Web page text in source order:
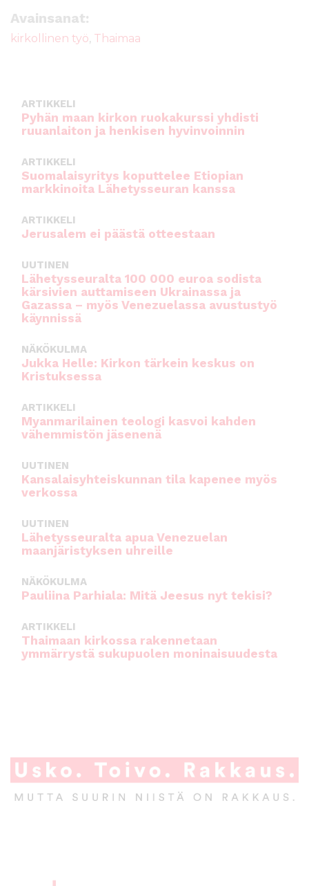
Avainsanat:
kirkollinen työ, Thaimaa
ARTIKKELI
Pyhän maan kirkon ruokakurssi yhdisti
ruuanlaiton ja henkisen hyvinvoinnin
ARTIKKELI
Suomalaisyritys koputtelee Etiopian
markkinoita Lähetysseuran kanssa
ARTIKKELI
Jerusalem ei päästä otteestaan
UUTINEN
Lähetysseuralta 100 000 euroa sodista
kärsivien auttamiseen Ukrainassa ja
Gazassa – myös Venezuelassa avustustyö
käynnissä
NÄKÖKULMA
Jukka Helle: Kirkon tärkein keskus on
Kristuksessa
ARTIKKELI
Myanmarilainen teologi kasvoi kahden
vähemmistön jäsenenä
UUTINEN
Kansalaisyhteiskunnan tila kapenee myös
verkossa
UUTINEN
Lähetysseuralta apua Venezuelan
maanjäristyksen uhreille
NÄKÖKULMA
Pauliina Parhiala: Mitä Jeesus nyt tekisi?
ARTIKKELI
Thaimaan kirkossa rakennetaan
ymmärrystä sukupuolen moninaisuudesta